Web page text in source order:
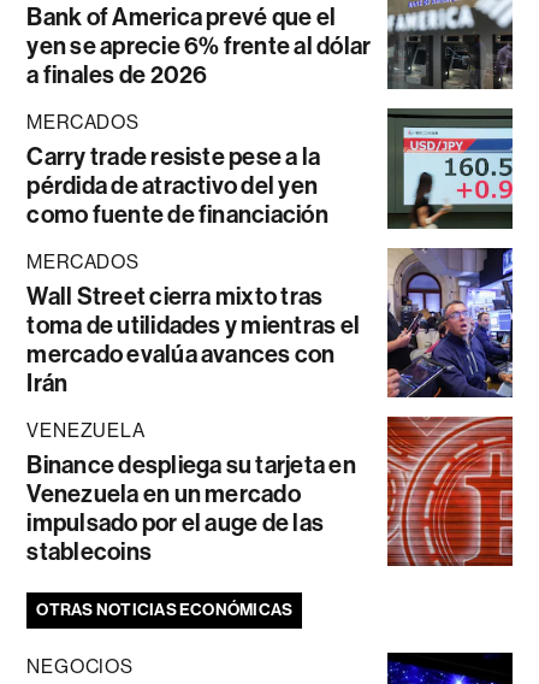
Bank of America prevé que el
yen se aprecie 6% frente al dólar
a finales de 2026
MERCADOS
Carry trade resiste pese a la
pérdida de atractivo del yen
como fuente de financiación
MERCADOS
Wall Street cierra mixto tras
toma de utilidades y mientras el
mercado evalúa avances con
Irán
VENEZUELA
Binance despliega su tarjeta en
Venezuela en un mercado
impulsado por el auge de las
stablecoins
OTRAS NOTICIAS ECONÓMICAS
NEGOCIOS